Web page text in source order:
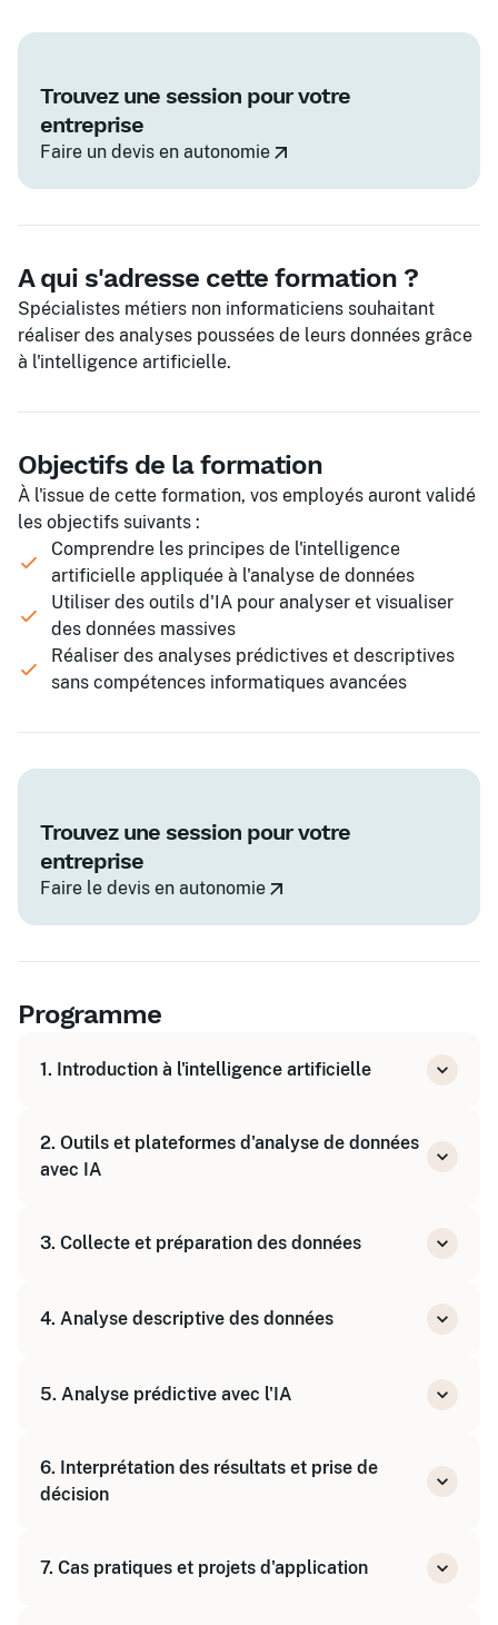
Trouvez une session pour votre
entreprise
Faire un devis en autonomie
A qui s'adresse cette formation ?
Spécialistes métiers non informaticiens souhaitant
réaliser des analyses poussées de leurs données grâce
à l'intelligence artificielle.
Objectifs de la formation
À l'issue de cette formation, vos employés auront validé
les objectifs suivants :
Comprendre les principes de l'intelligence
artificielle appliquée à l'analyse de données
Utiliser des outils d'IA pour analyser et visualiser
des données massives
Réaliser des analyses prédictives et descriptives
sans compétences informatiques avancées
Trouvez une session pour votre
entreprise
Faire le devis en autonomie
Programme
1. Introduction à l'intelligence artificielle
Applications de l'IA dans l'analyse de données
2. Outils et plateformes d'analyse de données
avec IA
informaticiens
3. Collecte et préparation des données
Nettoyage et structuration des données
4. Analyse descriptive des données
Visualisation des données
5. Analyse prédictive avec l'IA
Mise en œuvre d'analyses prédictives simples
6. Interprétation des résultats et prise de
décision
Utilisation des résultats dans un contexte
7. Cas pratiques et projets d'application